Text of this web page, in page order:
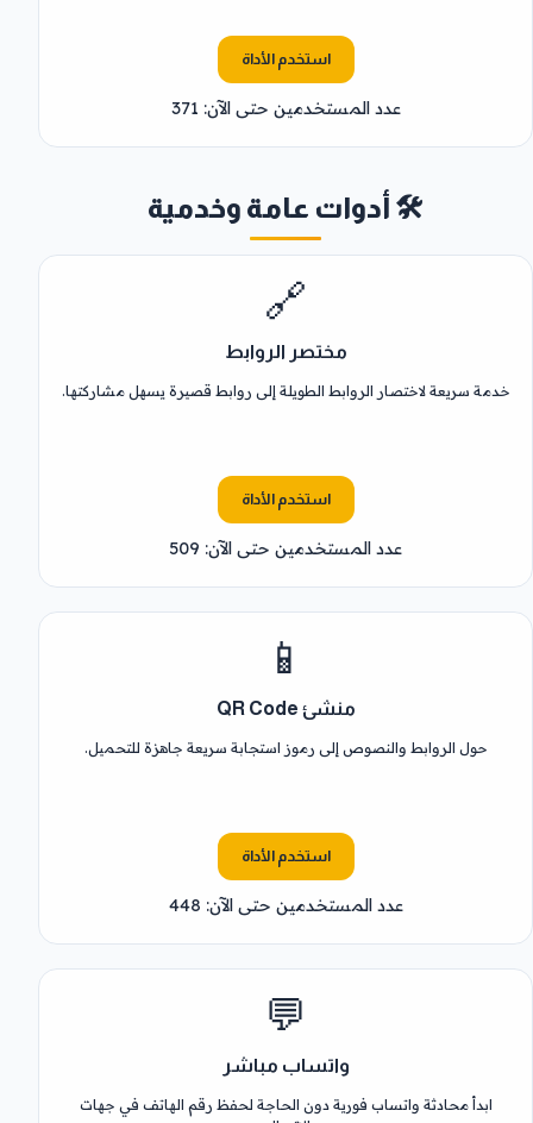
استخدم الأداة
عدد المستخدمين حتى الآن: 371
🛠️ أدوات عامة وخدمية
🔗
مختصر الروابط
خدمة سريعة لاختصار الروابط الطويلة إلى روابط قصيرة يسهل مشاركتها.
استخدم الأداة
عدد المستخدمين حتى الآن: 509
📱
منشئ QR Code
حول الروابط والنصوص إلى رموز استجابة سريعة جاهزة للتحميل.
استخدم الأداة
عدد المستخدمين حتى الآن: 448
💬
واتساب مباشر
ابدأ محادثة واتساب فورية دون الحاجة لحفظ رقم الهاتف في جهات